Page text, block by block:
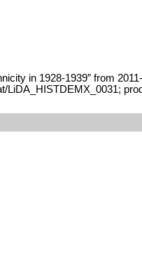
in 1928-1939” from
LiDA_HISTDEMX_0031;